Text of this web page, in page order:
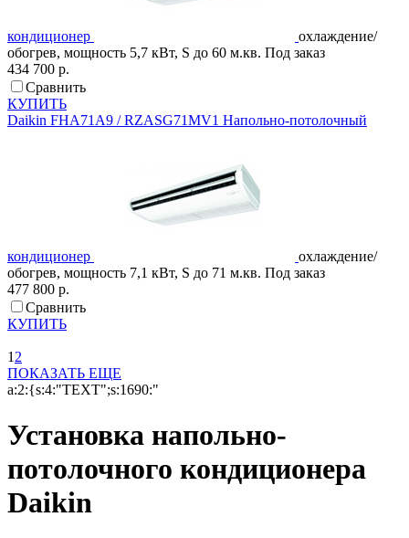
кондиционер
охлаждение/
обогрев, мощность 5,7 кВт, S до 60 м.кв. Под заказ
434 700 р.
Сравнить
КУПИТЬ
Daikin FHA71A9 / RZASG71MV1 Напольно-потолочный
кондиционер
охлаждение/
обогрев, мощность 7,1 кВт, S до 71 м.кв. Под заказ
477 800 р.
Сравнить
КУПИТЬ
1 2
ПОКАЗАТЬ ЕЩЕ
a:2:{s:4:"TEXT";s:1690:"
Установка напольно-
потолочного кондиционера
Daikin